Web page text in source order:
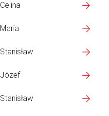
Celina
Maria
Stanisław
Józef
Stanisław